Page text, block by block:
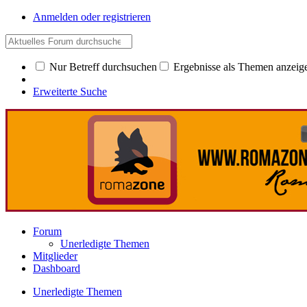
Anmelden oder registrieren
Nur Betreff durchsuchen Ergebnisse als Themen
Erweiterte Suche
Forum
Unerledigte Themen
Mitglieder
Dashboard
Unerledigte Themen